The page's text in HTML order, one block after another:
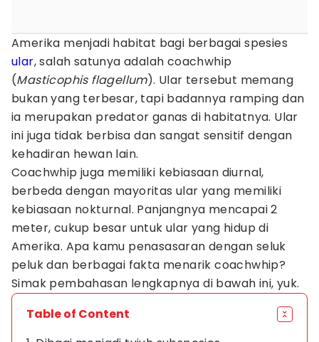
Amerika menjadi habitat bagi berbagai spesies
ular, salah satunya adalah coachwhip
(Masticophis flagellum). Ular tersebut memang
bukan yang terbesar, tapi badannya ramping dan
ia merupakan predator ganas di habitatnya. Ular
ini juga tidak berbisa dan sangat sensitif dengan
kehadiran hewan lain.
Coachwhip juga memiliki kebiasaan diurnal,
berbeda dengan mayoritas ular yang memiliki
kebiasaan nokturnal. Panjangnya mencapai 2
meter, cukup besar untuk ular yang hidup di
Amerika. Apa kamu penasasaran dengan seluk
peluk dan berbagai fakta menarik coachwhip?
Simak pembahasan lengkapnya di bawah ini, yuk.
Table of Content